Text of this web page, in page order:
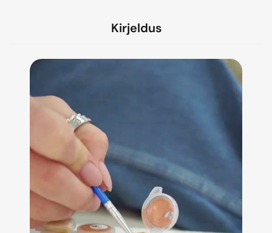
Kirjeldus